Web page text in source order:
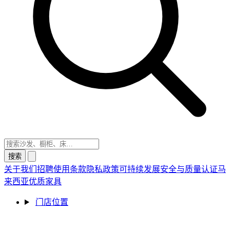
搜索
关于我们 招聘使用条款隐私政策可持续发展安全与质量认证马
来西亚优质家具
门店位置